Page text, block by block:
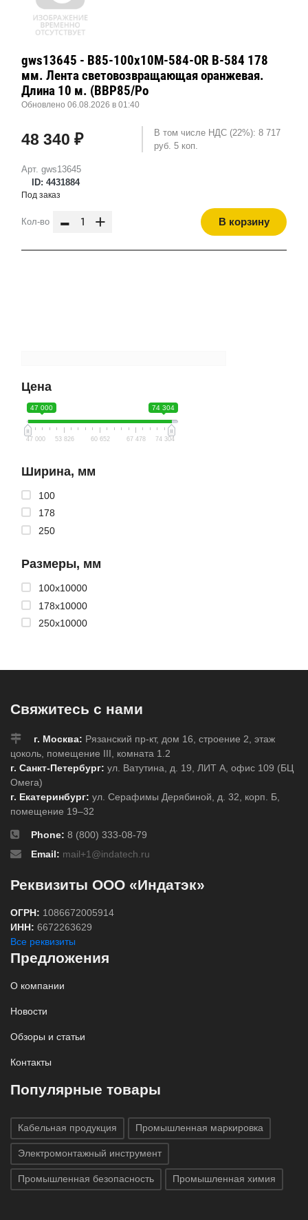
Цена
47 000 74 304
47 000 53 826 60 652 67 478 74 304
Ширина, мм
100
178
250
Размеры, мм
100x10000
178x10000
250x10000
Арт. gws13645
ID: 4431884
gws13645 - B85-100x10M-584-OR В-584 178
мм. Лента световозвращающая оранжевая.
Длина 10 м. (BBP85/Po
Обновлено 06.08.2026 в 01:40
48 340 ₽
В том числе НДС (22%): 8 717
руб. 5 коп.
Под заказ
Кол-во - + В корзину
Свяжитесь с нами
г. Москва: Рязанский пр-кт, дом 16, строение 2, этаж
цоколь, помещение III, комната 1.2
г. Санкт-Петербург: ул. Ватутина, д. 19, ЛИТ А, офис 109 (БЦ
Омега)
г. Екатеринбург: ул. Серафимы Дерябиной, д. 32, корп. Б,
помещение 19–32
Phone: 8 (800) 333-08-79
Email: mail+1@indatech.ru
Реквизиты ООО «Индатэк»
ОГРН: 1086672005914
ИНН: 6672263629
Все реквизиты
Предложения
О компании
Новости
Обзоры и статьи
Контакты
Популярные товары
Кабельная продукция Промышленная маркировка
Электромонтажный инструмент
Промышленная безопасность Промышленная химия